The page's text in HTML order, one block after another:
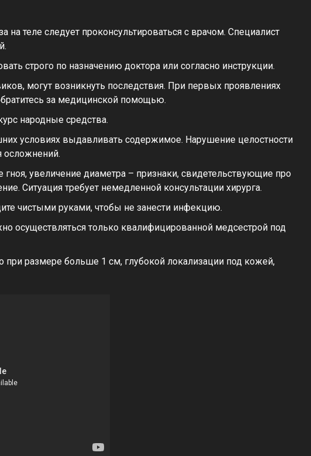
на теле следует проконсультироваться с врачом. Специалист
строго по назначению доктора или согласно инструкции.
могут возникнуть последствия. При первых проявлениях
за медицинской помощью.
народные средства.
условиях выдавливать содержимое. Нарушение целостности
осложнений.
увеличение диаметра – признаки, свидетельствующие про
Ситуация требует немедленной консультации хирурга.
чистыми руками, чтобы не занести инфекцию.
осуществляться только квалифицированной медсестрой под
при размере больше 1 см, глубокой локализации под кожей,